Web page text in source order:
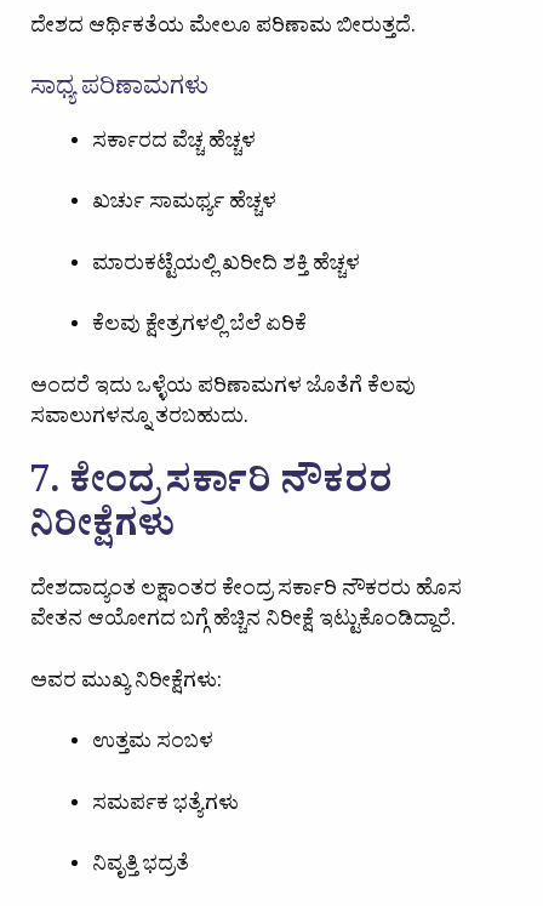
ದೇಶದ ಆರ್ಥಿಕತೆಯ ಮೇಲೂ ಪರಿಣಾಮ ಬೀರುತ್ತದೆ.
ಸಾಧ್ಯ ಪರಿಣಾಮಗಳು
ಸರ್ಕಾರದ ವೆಚ್ಚ ಹೆಚ್ಚಳ
ಖರ್ಚು ಸಾಮರ್ಥ್ಯ ಹೆಚ್ಚಳ
ಮಾರುಕಟ್ಟೆಯಲ್ಲಿ ಖರೀದಿ ಶಕ್ತಿ ಹೆಚ್ಚಳ
ಕೆಲವು ಕ್ಷೇತ್ರಗಳಲ್ಲಿ ಬೆಲೆ ಏರಿಕೆ
ಅಂದರೆ ಇದು ಒಳ್ಳೆಯ ಪರಿಣಾಮಗಳ ಜೊತೆಗೆ ಕೆಲವು
ಸವಾಲುಗಳನ್ನೂ ತರಬಹುದು.
7. ಕೇಂದ್ರ ಸರ್ಕಾರಿ ನೌಕರರ
ನಿರೀಕ್ಷೆಗಳು
ದೇಶದಾದ್ಯಂತ ಲಕ್ಷಾಂತರ ಕೇಂದ್ರ ಸರ್ಕಾರಿ ನೌಕರರು ಹೊಸ
ವೇತನ ಆಯೋಗದ ಬಗ್ಗೆ ಹೆಚ್ಚಿನ ನಿರೀಕ್ಷೆ ಇಟ್ಟುಕೊಂಡಿದ್ದಾರೆ.
ಅವರ ಮುಖ್ಯ ನಿರೀಕ್ಷೆಗಳು:
ಉತ್ತಮ ಸಂಬಳ
ಸಮರ್ಪಕ ಭತ್ಯೆಗಳು
ನಿವೃತ್ತಿ ಭದ್ರತೆ